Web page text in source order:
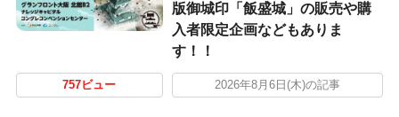
版御城印「飯盛城」の販売や購
入者限定企画などもありま
す！！
757ビュー 2026年8月6日(木)の記事